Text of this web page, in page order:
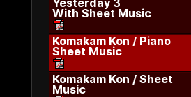
Yesterday 3
With Sheet Music
Komakam Kon / Piano
Sheet Music
Komakam Kon / Sheet
Music